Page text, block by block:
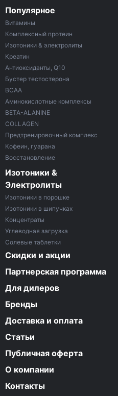
Популярное
Витамины
Комплексный протеин
Изотоники & электролиты
Креатин
Антиоксиданты, Q10
Бустер тестостерона
ВСАА
Аминокислотные комплексы
BETA-ALANINE
COLLAGEN
Предтренировочный комплекс
Кофеин, гуарана
Восстановление
Изотоники &
Электролиты
Изотоники в порошке
Изотоники в шипучках
Концентраты
Углеводная загрузка
Солевые таблетки
Скидки и акции
Партнерская программа
Для дилеров
Бренды
Доставка и оплата
Статьи
Публичная оферта
О компании
Контакты